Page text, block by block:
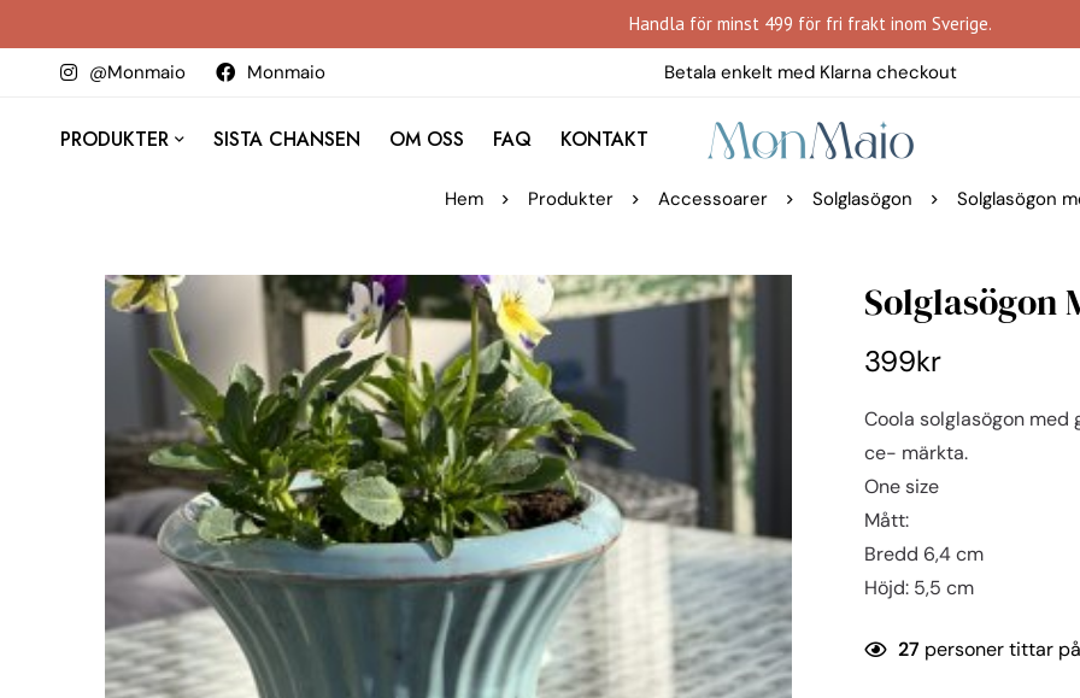
Handla för minst 499 för fri frakt inom Sverige.
@Monmaio Monmaio Betala enkelt med Klarna checkout
PRODUKTER SISTA CHANSEN OM OSS FAQ KONTAKT
Hem Produkter Accessoarer Solglasögon Solglasögon
Solglasögon
399kr
Coola solglasögon med
ce- märkta.
One size
Mått:
Bredd 6,4 cm
Höjd: 5,5 cm
27 personer tittar